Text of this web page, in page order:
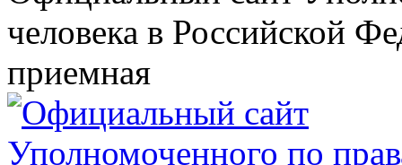
человека в Российской
приемная